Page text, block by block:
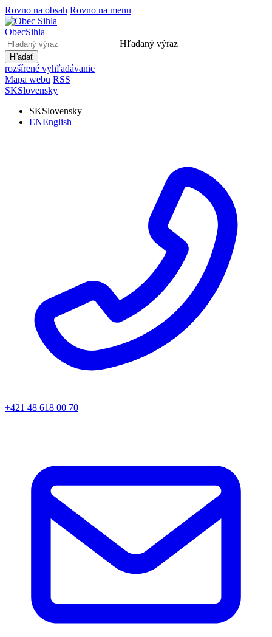
Rovno na obsah Rovno na menu
ObecSihla
Hľadaný výraz
Hľadať
rozšírené vyhľadávanie
Mapa webu RSS
SKSlovensky
SKSlovensky
ENEnglish
+421 48 618 00 70